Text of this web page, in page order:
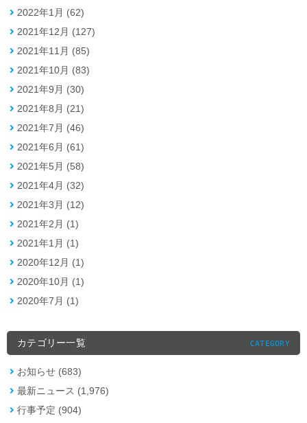
2022年1月 (62)
2021年12月 (127)
2021年11月 (85)
2021年10月 (83)
2021年9月 (30)
2021年8月 (21)
2021年7月 (46)
2021年6月 (61)
2021年5月 (58)
2021年4月 (32)
2021年3月 (12)
2021年2月 (1)
2021年1月 (1)
2020年12月 (1)
2020年10月 (1)
2020年7月 (1)
カテゴリー一覧 CATEGORY
お知らせ (683)
最新ニュース (1,976)
行事予定 (904)